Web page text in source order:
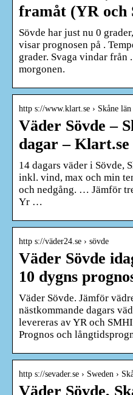
framåt (YR och
Sövde har just nu 0
visar prognosen på .
grader. Svaga vindar från
morgonen.
http s://www.klart.se › Skåne län
Väder Sövde –
dagar – Klart.se
14 dagars väder i Sövde,
inkl. vind, max och min
och nedgång. … Jämför
Yr …
http s://väder24.se › sövde
Väder Sövde
10 dygns
Väder Sövde. Jämför
nästkommande dagars
levereras av YR och
Prognos och
http s://sevader.se › Sweden ›
Väder Sövde,